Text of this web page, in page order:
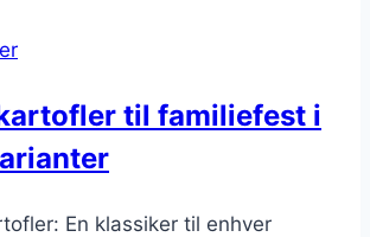
til familiefest i
En klassiker til enhver